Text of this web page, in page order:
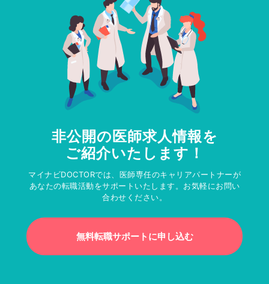
非公開の医師求人情報を
ご紹介いたします！
マイナビDOCTORでは、医師専任のキャリアパートナーが
あなたの転職活動をサポートいたします。お気軽にお問い
合わせください。
無料転職サポートに申し込む